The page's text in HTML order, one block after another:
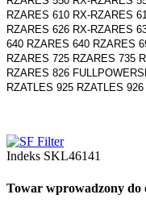
RZARES 610 RX-RZARES
RZARES 626 RX-RZARES
640 RZARES 640 RZARES
RZARES 725 RZARES 735
RZARES 826
RZATLES 925 RZATLES
Indeks SKL46141
Towar wprowadzony do